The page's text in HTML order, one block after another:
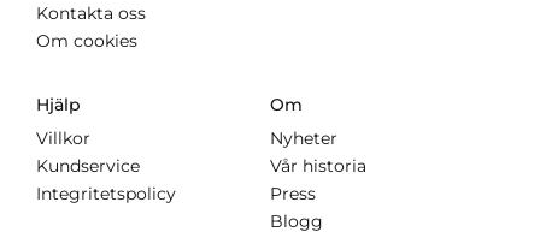
Kontakta oss
Om cookies
Hjälp
Villkor
Kundservice
Integritetspolicy
Om
Nyheter
Vår historia
Press
Blogg